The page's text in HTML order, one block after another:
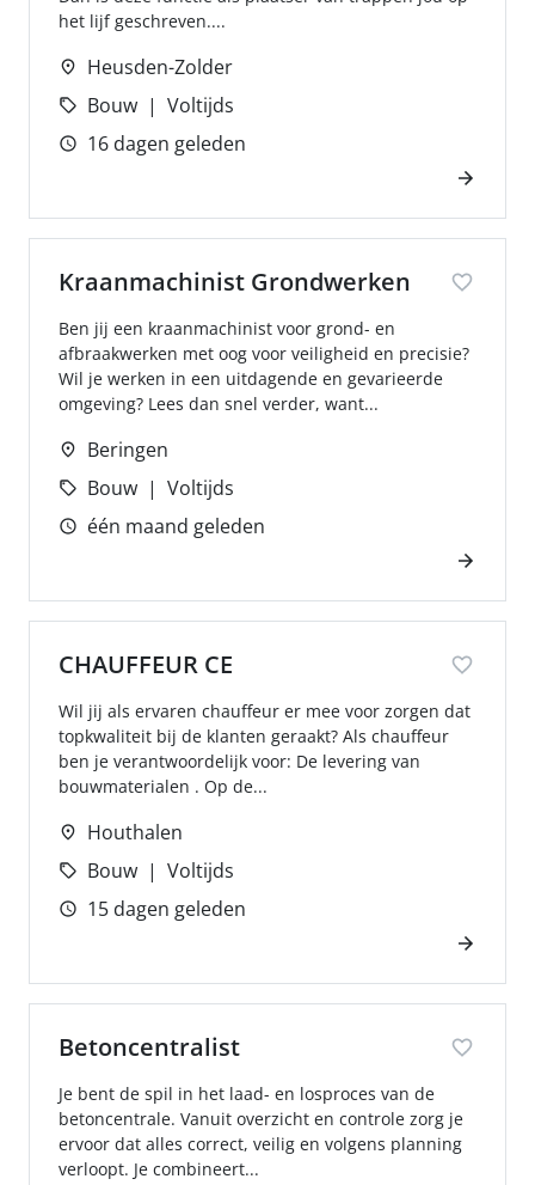
het lijf geschreven....
Heusden-Zolder
Bouw
Voltijds
16 dagen geleden
Kraanmachinist Grondwerken
Ben jij een kraanmachinist voor grond- en
afbraakwerken met oog voor veiligheid en precisie?
Wil je werken in een uitdagende en gevarieerde
omgeving? Lees dan snel verder, want...
Beringen
Bouw
Voltijds
één maand geleden
CHAUFFEUR CE
Wil jij als ervaren chauffeur er mee voor zorgen dat
topkwaliteit bij de klanten geraakt? Als chauffeur
ben je verantwoordelijk voor: De levering van
bouwmaterialen . Op de...
Houthalen
Bouw
Voltijds
15 dagen geleden
Betoncentralist
Je bent de spil in het laad- en losproces van de
betoncentrale. Vanuit overzicht en controle zorg je
ervoor dat alles correct, veilig en volgens planning
verloopt. Je combineert...